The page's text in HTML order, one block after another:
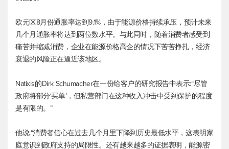
欧元区8月份通胀率达到9.1%，由于能源价格持续承压，预计未来
几个月通胀率将达到两位数水平。与此同时，随着消费者感受到
痛苦并缩减消费，企业在能源价格高企的情况下苦苦挣扎，经济
衰退的风险正在逼近该地区。
Natixis的Dirk Schumacher在一份给客户的研究报告中表示:“尽管
政府将部分‘买单’，但私营部门在这种收入冲击中受到保护的程度
是有限的。”
他说:“消费者信心在过去几个月里下降到历史最低水平，这表明家
庭意识到政府支持的局限性。还有越来越多的证据表明，能源密